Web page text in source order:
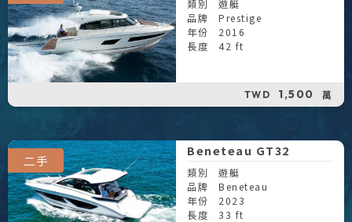
類別
遊艇
品牌
Prestige
年份
2016
長度
42 ft
TWD 1,500 萬
二手
Beneteau GT32
類別
遊艇
品牌
Beneteau
年份
2023
長度
33 ft